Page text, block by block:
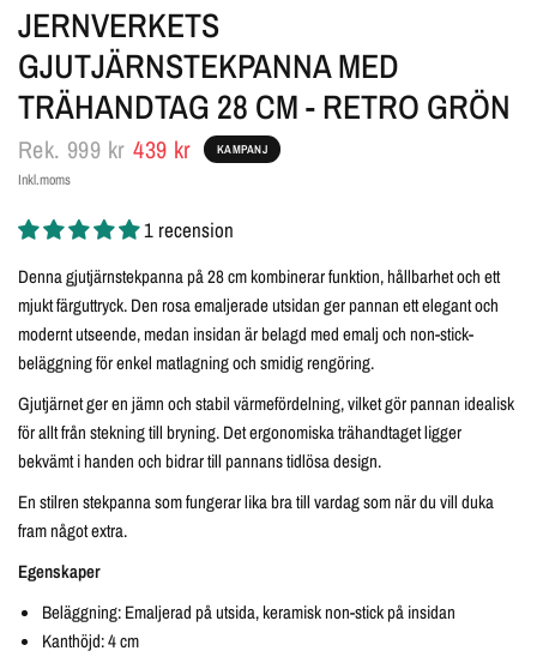
JERNVERKETS
GJUTJÄRNSTEKPANNA MED
TRÄHANDTAG 28 CM - RETRO GRÖN
Rek. 999 kr 439 kr KAMPANJ
Inkl.moms
1 recension
Denna gjutjärnstekpanna på 28 cm kombinerar funktion, hållbarhet och ett
mjukt färguttryck. Den rosa emaljerade utsidan ger pannan ett elegant och
modernt utseende, medan insidan är belagd med emalj och non-stick-
beläggning för enkel matlagning och smidig rengöring.
Gjutjärnet ger en jämn och stabil värmefördelning, vilket gör pannan idealisk
för allt från stekning till bryning. Det ergonomiska trähandtaget ligger
bekvämt i handen och bidrar till pannans tidlösa design.
En stilren stekpanna som fungerar lika bra till vardag som när du vill duka
fram något extra.
Egenskaper
Beläggning: Emaljerad på utsida, keramisk non-stick på insidan
Kanthöjd: 4 cm